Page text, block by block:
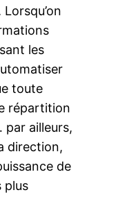
les
toute
répartition
ailleurs,
direction,
de
plus